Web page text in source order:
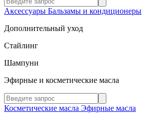
Аксессуары Бальзамы и кондиционеры
Дополнительный уход
Стайлинг
Шампуни
Эфирные и косметические масла
Косметические масла Эфирные масла